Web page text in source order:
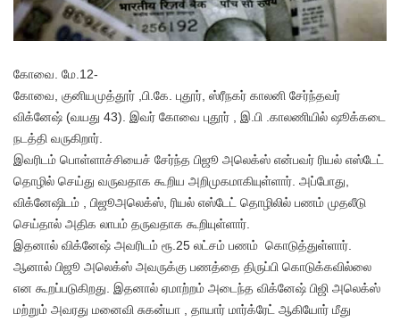
கோவை. மே.12-
கோவை, குனியமுத்தூர் ,பி.கே. புதூர், ஸ்ரீநகர் காலனி சேர்ந்தவர்
விக்னேஷ் (வயது 43). இவர் கோவை புதூர் , இ.பி .காலணியில் ஷூக்கடை
நடத்தி வருகிறார்.
இவரிடம் பொள்ளாச்சியைச் சேர்ந்த பிஜூ அலெக்ஸ் என்பவர் ரியல் எஸ்டேட்
தொழில் செய்து வருவதாக கூறிய அறிமுகமாகியுள்ளார். அப்போது,
விக்னேஷிடம் , பிஜூஅலெக்ஸ், ரியல் எஸ்டேட் தொழிலில் பணம் முதலீடு
செய்தால் அதிக லாபம் தருவதாக கூறியுள்ளார்.
இதனால் விக்னேஷ் அவரிடம் ரூ.25 லட்சம் பணம் கொடுத்துள்ளார்.
ஆனால் பிஜூ அலெக்ஸ் அவருக்கு பணத்தை திருப்பி கொடுக்கவில்லை
என கூறப்படுகிறது. இதனால் ஏமாற்றம் அடைந்த விக்னேஷ் பிஜி அலெக்ஸ்
மற்றும் அவரது மனைவி சுகன்யா , தாயார் மார்க்ரேட் ஆகியோர் மீது